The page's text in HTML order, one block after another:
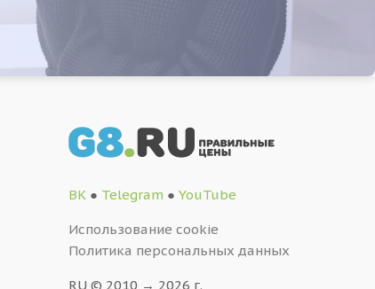
ВК ● Telegram ● YouTube
Использование cookie
Политика персональных данных
RU © 2010 → 2026 г.